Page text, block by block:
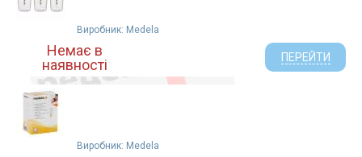
Виробник: Medela
Немає в
наявності
ПЕРЕЙТИ
Виробник: Medela